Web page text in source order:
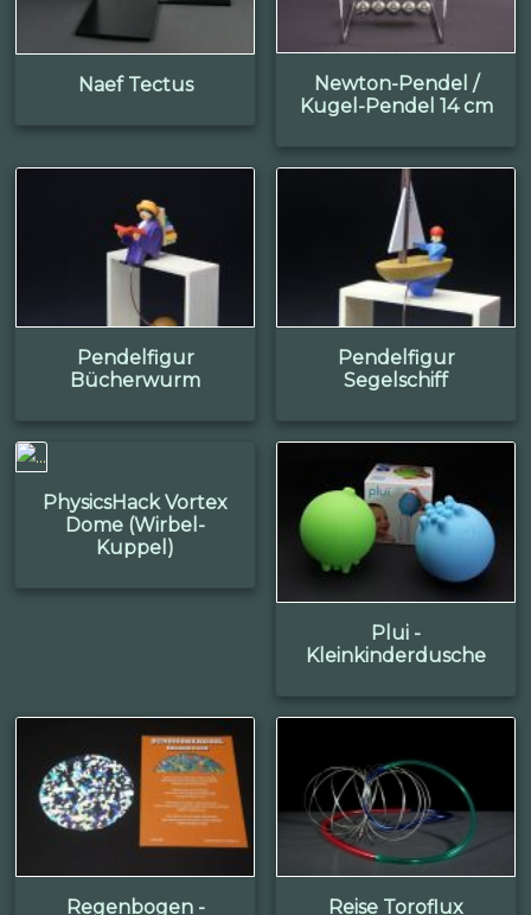
Naef Tectus
Newton-Pendel /
Kugel-Pendel 14 cm
Pendelfigur
Bücherwurm
Pendelfigur
Segelschiff
PhysicsHack Vortex
Dome (Wirbel-
Kuppel)
Plui -
Kleinkinderdusche
Regenbogen - Reise Toroflux